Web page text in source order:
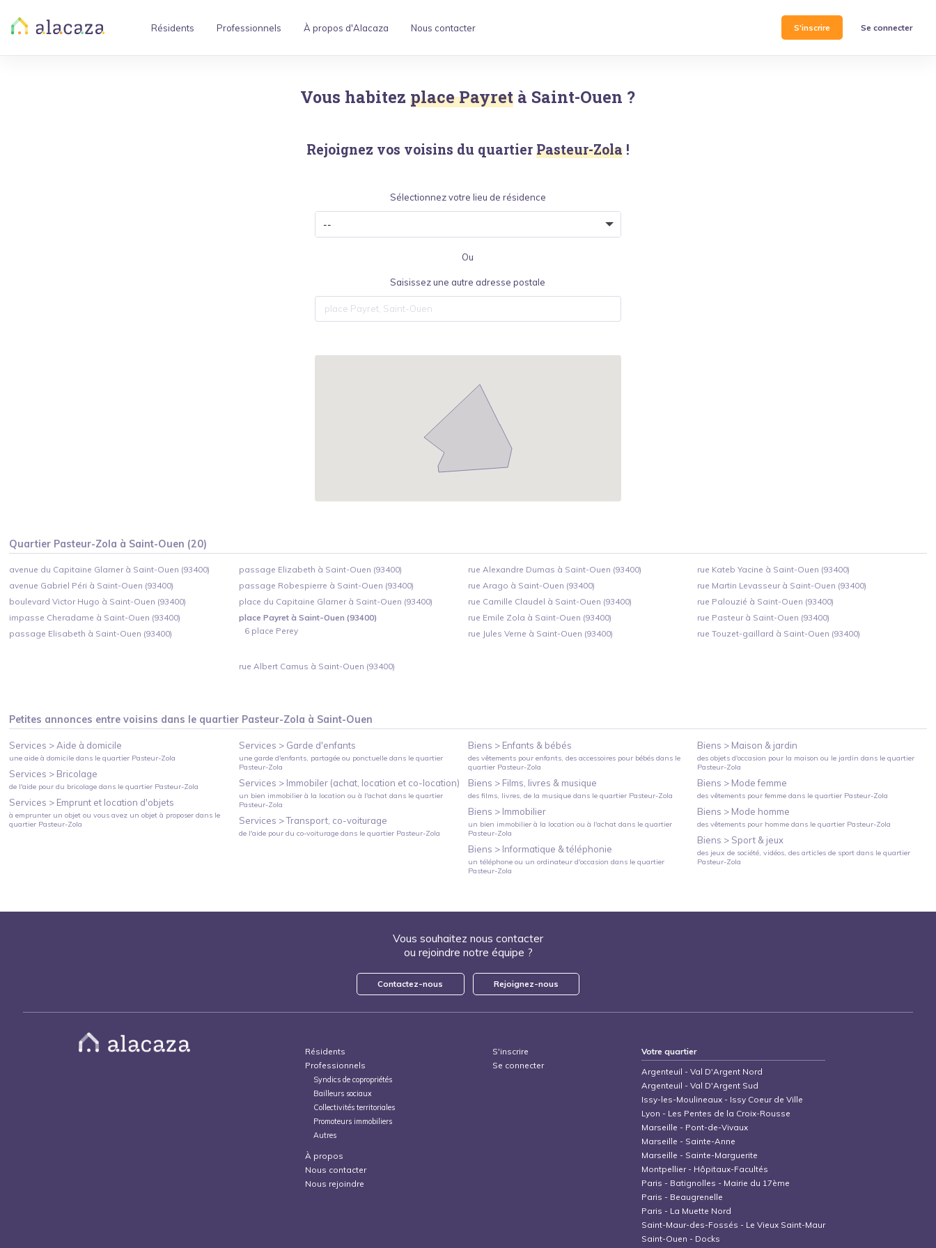
Résidents Professionnels À propos d'Alacaza Nous contacter S'inscrire Se connecter
Vous habitez place Payret à Saint-Ouen ?
Rejoignez vos voisins du quartier Pasteur-Zola !
Sélectionnez votre lieu de résidence
Ou
Saisissez une autre adresse postale
Quartier Pasteur-Zola à Saint-Ouen (20)
avenue du Capitaine Glarner à Saint-Ouen (93400)
avenue Gabriel Péri à Saint-Ouen (93400)
boulevard Victor Hugo à Saint-Ouen (93400)
impasse Cheradame à Saint-Ouen (93400)
passage Elisabeth à Saint-Ouen (93400)
passage Elizabeth à Saint-Ouen (93400)
passage Robespierre à Saint-Ouen (93400)
place du Capitaine Glarner à Saint-Ouen (93400)
place Payret à Saint-Ouen (93400)
6 place Perey
rue Albert Camus à Saint-Ouen (93400)
rue Alexandre Dumas à Saint-Ouen (93400)
rue Arago à Saint-Ouen (93400)
rue Camille Claudel à Saint-Ouen (93400)
rue Emile Zola à Saint-Ouen (93400)
rue Jules Verne à Saint-Ouen (93400)
rue Kateb Yacine à Saint-Ouen (93400)
rue Martin Levasseur à Saint-Ouen (93400)
rue Palouzié à Saint-Ouen (93400)
rue Pasteur à Saint-Ouen (93400)
rue Touzet-gaillard à Saint-Ouen (93400)
Petites annonces entre voisins dans le quartier Pasteur-Zola à Saint-Ouen
Services >Aide à domicile
une aide à domicile dans le quartier Pasteur-Zola
Services > Bricolage
de l'aide pour du bricolage dans le quartier Pasteur-Zola
Services > Emprunt et location d'objets
à emprunter un objet ou vous avez un objet à proposer dans le
quartier Pasteur-Zola
Services > Garde d'enfants
une garde d'enfants, partagée ou ponctuelledans le quartier
Pasteur-Zola
Services > Immobiler (achat, location et co-location)
un bien immobilier à la location ou à l'achatdans le quartier
Pasteur-Zola
Services >Transport, co-voiturage
de l'aide pour du co-voituragedans le quartier Pasteur-Zola
Biens > Enfants & bébés
des vêtements pour enfants, des accessoires pour bébésdans le
quartier Pasteur-Zola
Biens > Films, livres & musique
des films, livres, de la musiquedans le quartier Pasteur-Zola
Biens > Immobilier
un bien immobilier à la location ou à l'achatdans le quartier
Pasteur-Zola
Biens > Informatique & téléphonie
un téléphone ou un ordinateur d'occasion dans le quartier
Pasteur-Zola
Biens > Maison & jardin
des objets d'occasion pour la maison ou le jardin dans le quartier
Pasteur-Zola
Biens > Mode femme
des vêtements pour femme dans le quartier Pasteur-Zola
Biens > Mode homme
des vêtements pour homme dans le quartier Pasteur-Zola
Biens > Sport & jeux
des jeux de société, vidéos, des articles de sport dans le quartier
Pasteur-Zola
Vous souhaitez nous contacter
ou rejoindre notre équipe ?
Contactez-nous Rejoignez-nous
Résidents
Professionnels
Syndics de copropriétés
Bailleurs sociaux
Collectivités territoriales
Promoteurs immobiliers
Autres
À propos
Nous contacter
Nous rejoindre
S'inscrire
Se connecter
Votre quartier
Argenteuil -Val D'Argent Nord
Argenteuil -Val D'Argent Sud
Issy-les-Moulineaux - Issy Coeur de Ville
Lyon - Les Pentes de la Croix-Rousse
Marseille - Pont-de-Vivaux
Marseille - Sainte-Anne
Marseille - Sainte-Marguerite
Montpellier- Hôpitaux-Facultés
Paris - Batignolles - Mairie du 17ème
Paris - Beaugrenelle
Paris - La Muette Nord
Saint-Maur-des-Fossés - Le Vieux Saint-Maur
Saint-Ouen - Docks